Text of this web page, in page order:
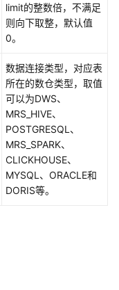
limit的整数倍，不满足
则向下取整，默认值
0。
数据连接类型，对应表
所在的数仓类型，取值
可以为DWS、
MRS_HIVE、
POSTGRESQL、
MRS_SPARK、
CLICKHOUSE、
MYSQL、ORACLE和
DORIS等。